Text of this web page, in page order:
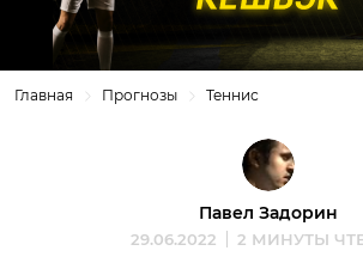
Главная Прогнозы Теннис
Павел Задорин
29.06.2022 2 МИНУТЫ